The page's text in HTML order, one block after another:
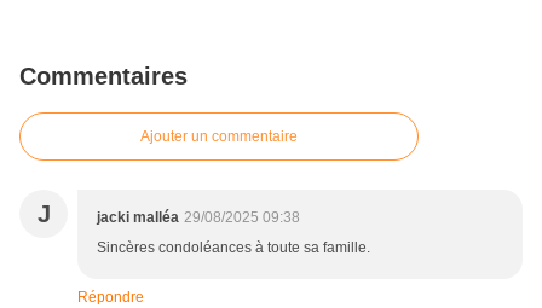
Commentaires
Ajouter un commentaire
J jacki malléa 29/08/2025 09:38
Sincères condoléances à toute sa famille.
Répondre